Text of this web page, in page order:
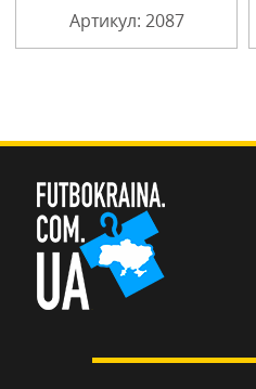
Артикул: 2087